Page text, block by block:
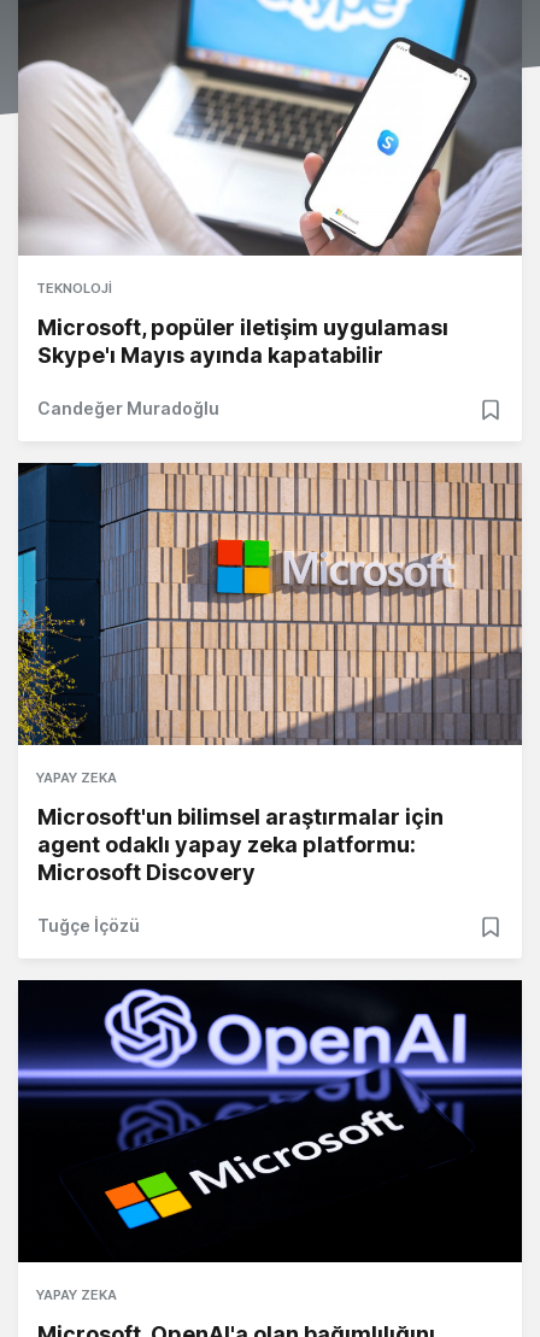
TEKNOLOJI
Microsoft, popüler iletişim uygulaması
Skype'ı Mayıs ayında kapatabilir
Candeğer Muradoğlu
YAPAY ZEKA
Microsoft'un bilimsel araştırmalar için
agent odaklı yapay zeka platformu:
Microsoft Discovery
Tuğçe İçözü
YAPAY ZEKA